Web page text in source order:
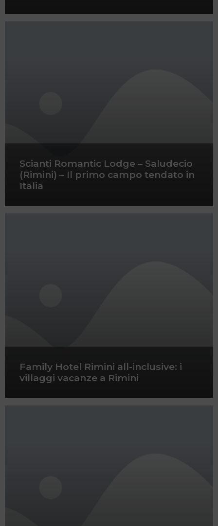
Scianti Romantic Lodge – Saludecio
(Rimini) – Il primo campo tendato in
Italia
Family Hotel Rimini all-inclusive: i
villaggi vacanze a Rimini